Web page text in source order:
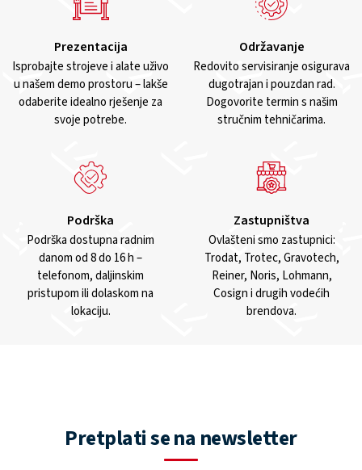
Prezentacija
Isprobajte strojeve i alate uživo
u našem demo prostoru – lakše
odaberite idealno rješenje za
svoje potrebe.
Održavanje
Redovito servisiranje osigurava
dugotrajan i pouzdan rad.
Dogovorite termin s našim
stručnim tehničarima.
Podrška
Podrška dostupna radnim
danom od 8 do 16 h –
telefonom, daljinskim
pristupom ili dolaskom na
lokaciju.
Zastupništva
Ovlašteni smo zastupnici:
Trodat, Trotec, Gravotech,
Reiner, Noris, Lohmann,
Cosign i drugih vodećih
brendova.
Pretplati se na newsletter